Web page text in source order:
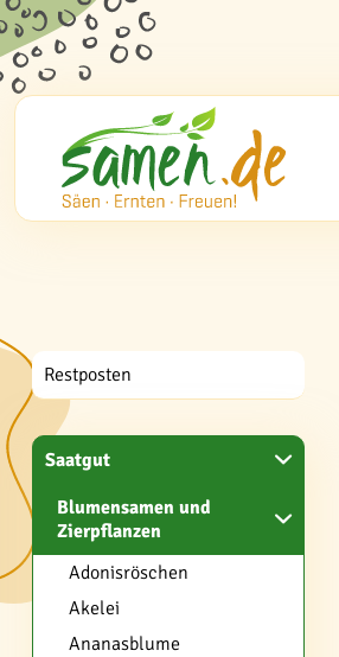
Restposten
Saatgut
Blumensamen und
Zierpflanzen
Adonisröschen
Akelei
Ananasblume